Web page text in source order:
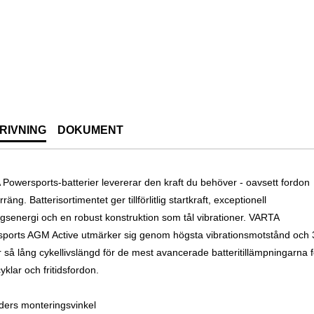
DOKUMENT
Powersports-batterier levererar den kraft du behöver - oavsett fordon
Batterisortimentet ger tillförlitlig startkraft, exceptionell
och en robust konstruktion som tål vibrationer. VARTA
AGM Active utmärker sig genom högsta vibrationsmotstånd och
så lång cykellivslängd för de mest avancerade batteritillämpningarna
och fritidsfordon.
monteringsvinkel